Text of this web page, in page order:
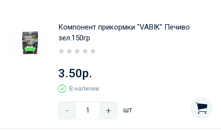
Компонент прикормки "VABIK" Печиво
зел.150гр
3.50р.
В наличии
- + шт